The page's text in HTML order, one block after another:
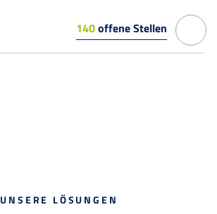
140offene Stellen
UNSERE LÖSUNGEN